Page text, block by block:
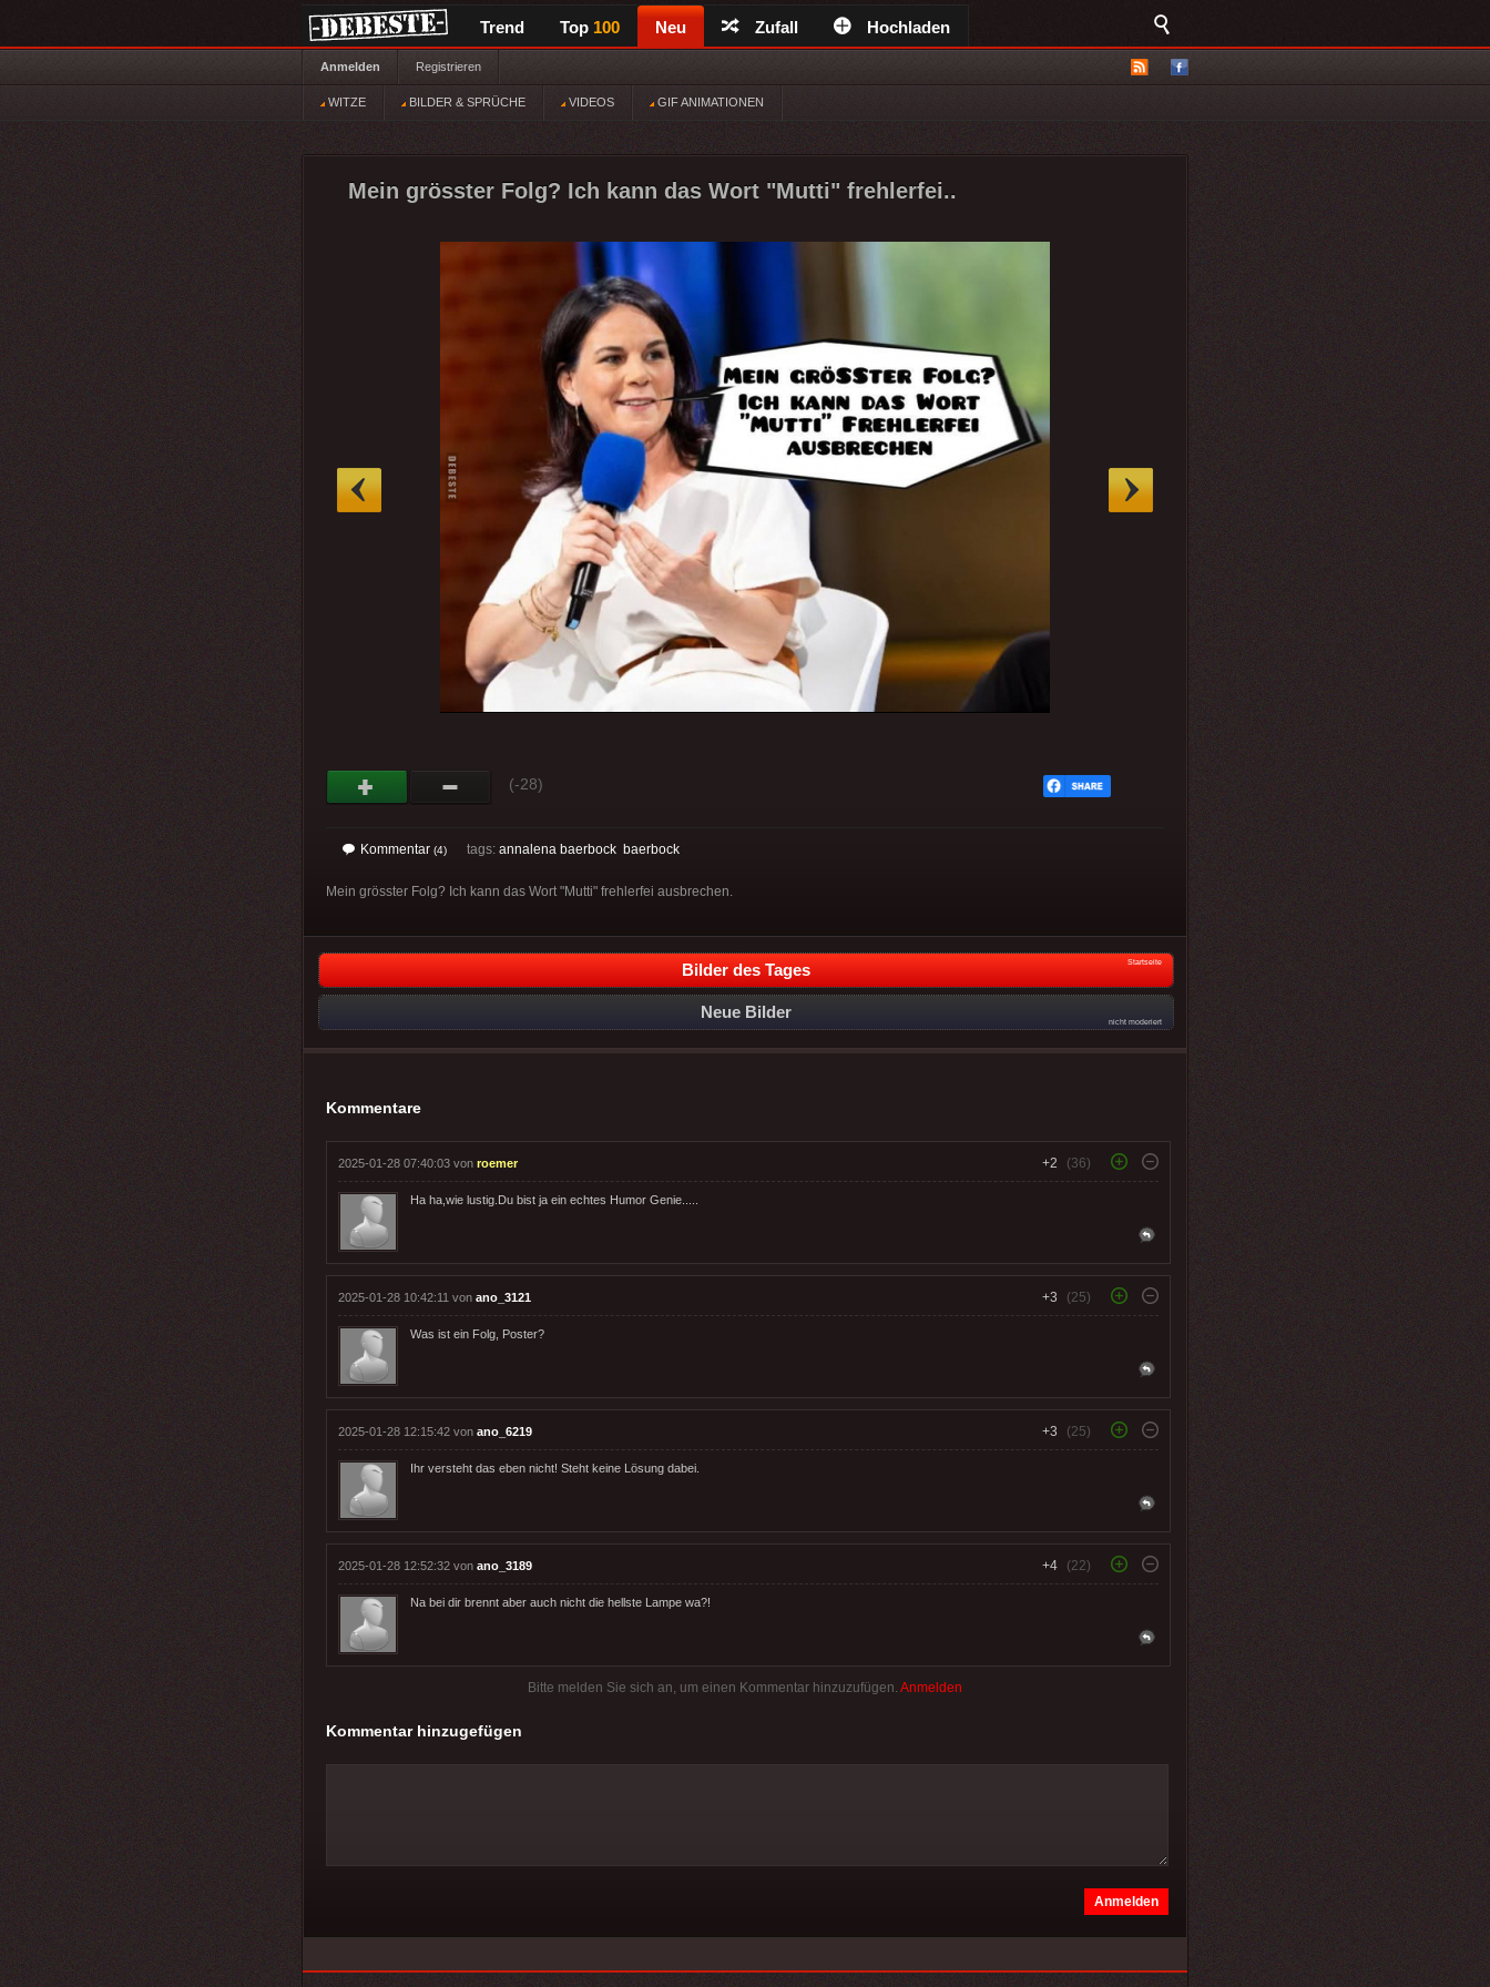
Trend Top 100 Neu Zufall Hochladen
Anmelden Registrieren
WITZE BILDER & SPRÜCHE VIDEOS GIF ANIMATIONEN
Mein grösster Folg? Ich kann das Wort "Mutti" frehlerfei..
(-28)
Kommentar (4) tags: annalena baerbock baerbock
Mein grösster Folg? Ich kann das Wort "Mutti" frehlerfei ausbrechen.
Bilder des Tages Startseite
Neue Bilder
nicht moderiert
Kommentare
2025-01-28 07:40:03 von roemer +2 (36)
Ha ha,wie lustig.Du bist ja ein echtes Humor Genie.....
2025-01-28 10:42:11 von ano_3121 +3 (25)
Was ist ein Folg, Poster?
2025-01-28 12:15:42 von ano_6219 +3 (25)
Ihr versteht das eben nicht! Steht keine Lösung dabei.
2025-01-28 12:52:32 von ano_3189 +4 (22)
Na bei dir brennt aber auch nicht die hellste Lampe wa?!
Bitte melden Sie sich an, um einen Kommentar hinzuzufügen. Anmelden
Kommentar hinzugefügen